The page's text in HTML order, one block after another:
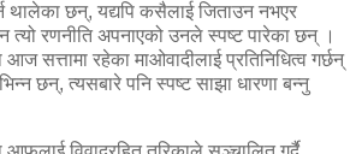
थालेका छन्, यद्यपि कसैलाई जिताउन नभएर
त्यो रणनीति अपनाएको उनले स्पष्ट पारेका छन् ।
सत्तामा रहेका माओवादीलाई प्रतिनिधित्व गर्छन्
छन्, त्यसबारे पनि स्पष्ट साझा धारणा बन्नु